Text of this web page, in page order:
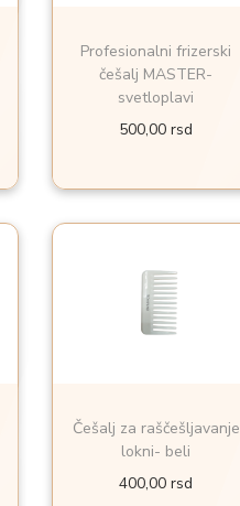
Profesionalni frizerski
češalj MASTER-
svetloplavi
500,00rsd
Češalj za raščešljavanje
lokni- beli
400,00rsd